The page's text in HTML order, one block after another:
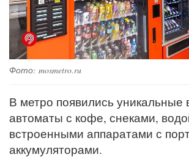
Фото: mosmetro.ru
В метро появились уникальные
автоматы с кофе, снеками,
встроенными аппаратами с
аккумуляторами.